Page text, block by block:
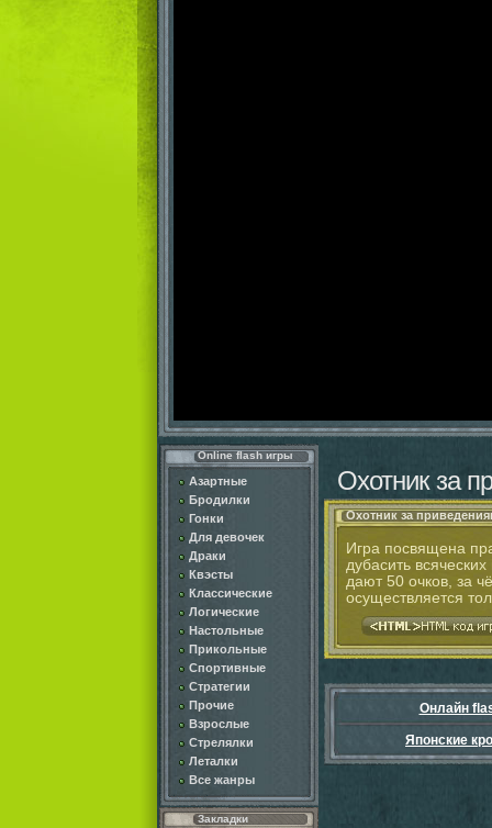
Online flash игры
Азартные
Бродилки
Гонки
Для девочек
Драки
Квэсты
Классические
Логические
Настольные
Прикольные
Спортивные
Стратегии
Прочие
Взрослые
Стрелялки
Леталки
Все жанры
Закладки
Охотник за
Охотник за
Игра посвящена
дубасить
дают 50 очков, за
осуществляется
Онлайн
Японские